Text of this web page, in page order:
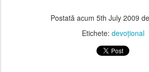
Postată acum 5th July 2009 de
Etichete: devoţional